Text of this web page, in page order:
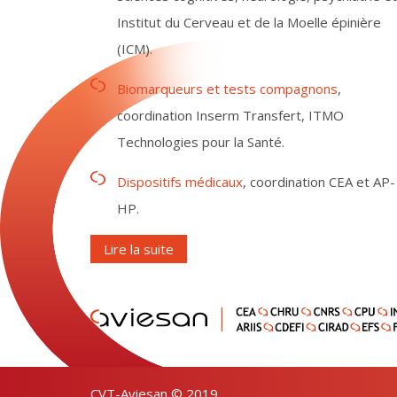
Institut du Cerveau et de la Moelle épinière
(ICM).
Biomarqueurs et tests compagnons,
coordination Inserm Transfert, ITMO
Technologies pour la Santé.
Dispositifs médicaux, coordination CEA et AP-
HP.
Lire la suite
CVT-Aviesan © 2019